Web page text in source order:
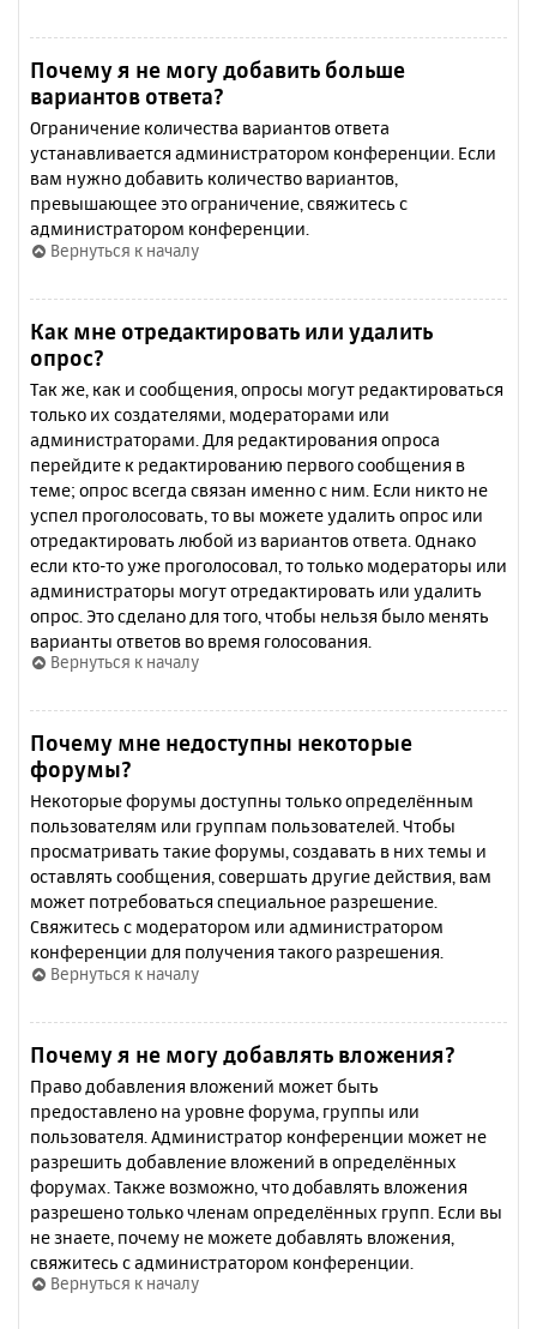
Почему я не могу добавить больше
вариантов ответа?
Ограничение количества вариантов ответа
устанавливается администратором конференции. Если
вам нужно добавить количество вариантов,
превышающее это ограничение, свяжитесь с
администратором конференции.
Вернуться к началу
Как мне отредактировать или удалить
опрос?
Так же, как и сообщения, опросы могут редактироваться
только их создателями, модераторами или
администраторами. Для редактирования опроса
перейдите к редактированию первого сообщения в
теме; опрос всегда связан именно с ним. Если никто не
успел проголосовать, то вы можете удалить опрос или
отредактировать любой из вариантов ответа. Однако
если кто-то уже проголосовал, то только модераторы или
администраторы могут отредактировать или удалить
опрос. Это сделано для того, чтобы нельзя было менять
варианты ответов во время голосования.
Вернуться к началу
Почему мне недоступны некоторые
форумы?
Некоторые форумы доступны только определённым
пользователям или группам пользователей. Чтобы
просматривать такие форумы, создавать в них темы и
оставлять сообщения, совершать другие действия, вам
может потребоваться специальное разрешение.
Свяжитесь с модератором или администратором
конференции для получения такого разрешения.
Вернуться к началу
Почему я не могу добавлять вложения?
Право добавления вложений может быть
предоставлено на уровне форума, группы или
пользователя. Администратор конференции может не
разрешить добавление вложений в определённых
форумах. Также возможно, что добавлять вложения
разрешено только членам определённых групп. Если вы
не знаете, почему не можете добавлять вложения,
свяжитесь с администратором конференции.
Вернуться к началу